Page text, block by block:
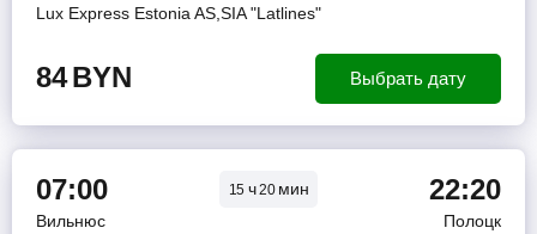
Lux Express Estonia AS,SIA "Latlines"
84BYN Выбрать дату
07:00 15 ч20 мин 22:20
Вильнюс
Полоцк